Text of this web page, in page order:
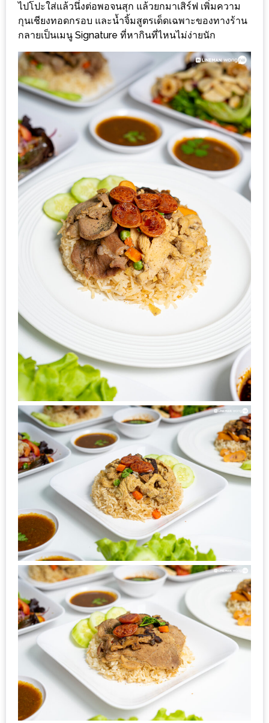
PANDA
TIME
:
ทำไม
เรา
ไม่
ทำ
อาหาร
ทาน
SHOP
TOP
10
รีวิว
ร้าน
อาหาร
ชม
มาก
ที่สุด
ประจำ
ปี
2557
กิจกรรม
รางวัล
กับ
สมาชิก
น้า
อ้วน
ชวน
หิว
ข้าว
เอ่ย
อร่อย
ที่สุด?
ไปโปะใส่แล้วนึ่งต่อพอจนสุก แล้วยกมาเสิร์ฟ เพิ่มความ
กุนเชียงทอดกรอบ และน้ำจิ้มสูตรเด็ดเฉพาะของทางร้าน
กลายเป็นเมนู Signature ที่หากินที่ไหนไม่ง่ายนัก